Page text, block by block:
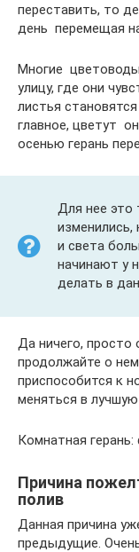
переставить, то
день перемещая
Многие
улицу, где они
листья
главное, цветут
осенью герань
Для нее это
и света
начинают у
делать в
Да ничего, просто
продолжайте о
приспособится к
меняться в лучшую
Комнатная
Причина
полив
Данная причина
предыдущие.